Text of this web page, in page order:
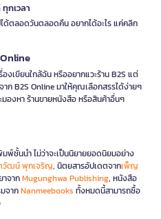
กเวลา
ตลอดวันตลอดคืน อยากได้อะไร แค่คลิก
งเขียนใกล้ฉัน หรืออยากแวะร้าน B2S แต่
าก B2S Online มาให้คุณเลือกสรรได้ง่ายๆ
องหา ร้านขายหนังสือ หรือสินค้าอื่นๆ
พ์ชั้นนำ ไม่ว่าจะเป็นนิยายยอดนิยมอย่าง
วัฒน์ พุกเจริญ, นิตยสารอัปเดตจากเพ็ญ
จากMugunghwa Publishing, หนังสือ
จากNanmeebooks ทั้งหมดนี้สามารถซื้อ